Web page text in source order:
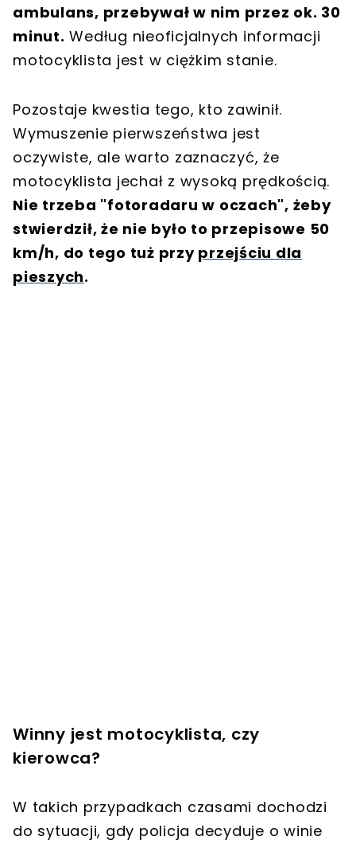
ambulans, przebywał w nim przez ok. 30
minut. Według nieoficjalnych informacji
motocyklista jest w ciężkim stanie.
Pozostaje kwestia tego, kto zawinił.
Wymuszenie pierwszeństwa jest
oczywiste, ale warto zaznaczyć, że
motocyklista jechał z wysoką prędkością.
Nie trzeba "fotoradaru w oczach", żeby
stwierdził, że nie było to przepisowe 50
km/h, do tego tuż przy przejściu dla
pieszych.
Winny jest motocyklista, czy
kierowca?
W takich przypadkach czasami dochodzi
do sytuacji, gdy policja decyduje o winie